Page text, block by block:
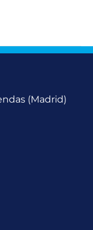
(Madrid)